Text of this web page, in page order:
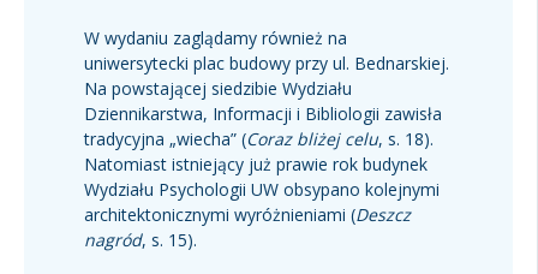
W wydaniu zaglądamy również na
uniwersytecki plac budowy przy ul. Bednarskiej.
Na powstającej siedzibie Wydziału
Dziennikarstwa, Informacji i Bibliologii zawisła
tradycyjna „wiecha” (Coraz bliżej celu, s. 18).
Natomiast istniejący już prawie rok budynek
Wydziału Psychologii UW obsypano kolejnymi
architektonicznymi wyróżnieniami (Deszcz
nagród, s. 15).